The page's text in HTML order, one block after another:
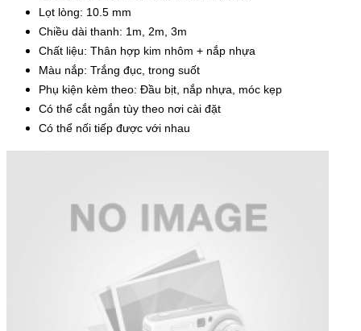
Lọt lòng: 10.5 mm
Chiều dài thanh: 1m, 2m, 3m
Chất liệu: Thân hợp kim nhôm + nắp nhựa
Màu nắp: Trắng đục, trong suốt
Phụ kiện kèm theo: Đầu bịt, nắp nhựa, móc kẹp
Có thể cắt ngắn tùy theo nơi cài đặt
Có thể nối tiếp được với nhau